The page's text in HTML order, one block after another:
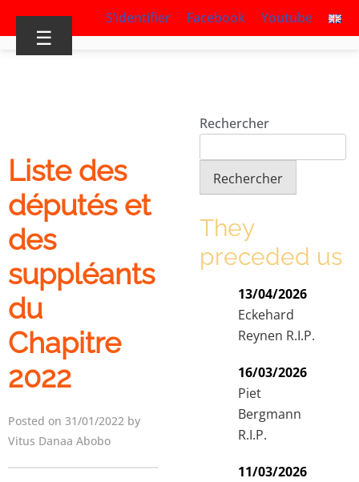
S’identifier Facebook Youtube
☰
Liste des
députés et
des
suppléants
du
Chapitre
2022
Posted on 31/01/2022 by
Vitus Danaa Abobo
Rechercher
Rechercher
They
preceded us
13/04/2026
Eckehard
Reynen R.I.P.
16/03/2026
Piet
Bergmann
R.I.P.
11/03/2026